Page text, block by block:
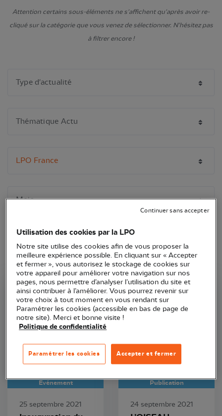
Attention certains sous-éléments ne s'affichent qu'après avoir re-
cliqué sur la catégorie que vous venez de sélectionner. N'hésitez pas
à filtrer encore !
LPO Hauts-de-France
Evénement
25 septembre 2021
LPO France
Publication
24 septembre 2021
Utilisation des cookies par la LPO
Notre site utilise des cookies afin de vous proposer la
meilleure expérience possible. En cliquant sur « Accepter
et fermer », vous autorisez le stockage de cookies sur
votre appareil pour améliorer votre navigation sur nos
pages, nous permettre d’analyser l’utilisation du site et
ainsi contribuer à l’améliorer. Vous pourrez revenir sur
votre choix à tout moment en vous rendant sur
Paramétrer les cookies (accessible en bas de page de
notre site). Merci et bonne visite !
Politique de confidentialité
Accepter et fermer
Paramétrer les cookies
Continuer sans accepter